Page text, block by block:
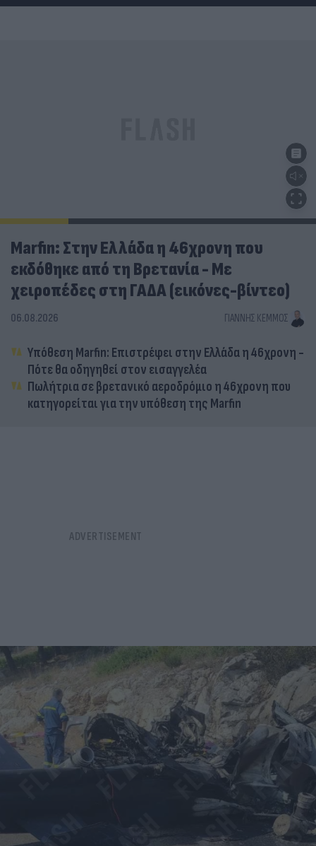
Marfin: Στην Ελλάδα η 46χρονη που
εκδόθηκε από τη Βρετανία - Με
χειροπέδες στη ΓΑΔΑ (εικόνες-βίντεο)
06.08.2026 ΓΙΆΝΝΗΣ ΚΈΜΜΟΣ
Υπόθεση Marfin: Επιστρέφει στην Ελλάδα η 46χρονη -
Πότε θα οδηγηθεί στον εισαγγελέα
Πωλήτρια σε βρετανικό αεροδρόμιο η 46χρονη που
κατηγορείται για την υπόθεση της Marfin